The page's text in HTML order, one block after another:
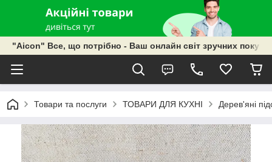
"Aicon" Все, що потрібно - Ваш онлайн світ зручних
Товари та послуги ТОВАРИ ДЛЯ КУХНІ Дерев'яні